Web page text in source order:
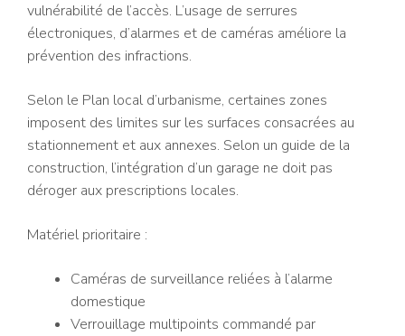
vulnérabilité de l’accès. L’usage de serrures
électroniques, d’alarmes et de caméras améliore la
prévention des infractions.
Selon le Plan local d’urbanisme, certaines zones
imposent des limites sur les surfaces consacrées au
stationnement et aux annexes. Selon un guide de la
construction, l’intégration d’un garage ne doit pas
déroger aux prescriptions locales.
Matériel prioritaire :
Caméras de surveillance reliées à l’alarme
domestique
Verrouillage multipoints commandé par